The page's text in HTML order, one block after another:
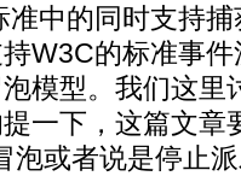
中的同时支持
W3C的标准事
模型。我们这里
一下，这篇文章
泡或者说是停止